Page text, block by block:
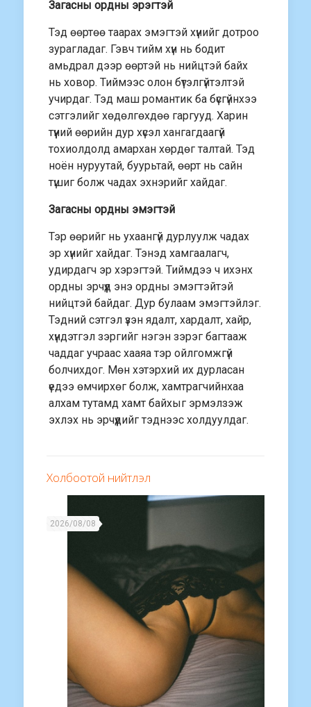
Загасны ордны эрэгтэй
Тэд өөртөө таарах эмэгтэй хүнийг дотроо
зурагладаг. Гэвч тийм хүн нь бодит
амьдрал дээр өөртэй нь нийцтэй байх
нь ховор. Тиймээс олон бүтэлгүйтэлтэй
учирдаг. Тэд маш романтик ба бүсгүйнхээ
сэтгэлийг хөдөлгөхдөө гаргууд. Харин
түүний өөрийн дур хүсэл хангагдаагүй
тохиолдолд амархан хөрдөг талтай. Тэд
ноён нуруутай, буурьтай, өөрт нь сайн
түшиг болж чадах эхнэрийг хайдаг.
Загасны ордны эмэгтэй
Тэр өөрийг нь ухаангүй дурлуулж чадах
эр хүнийг хайдаг. Тэнэд хамгаалагч,
удирдагч эр хэрэгтэй. Тиймдээ ч ихэнх
ордны эрчүүд энэ ордны эмэгтэйтэй
нийцтэй байдаг. Дур булаам эмэгтэйлэг.
Тэдний сэтгэл үзэн ядалт, хардалт, хайр,
хүндэтгэл зэргийг нэгэн зэрэг багтааж
чаддаг учраас хааяа тэр ойлгомжгүй
болчихдог. Мөн хэтэрхий их дурласан
үедээ өмчирхөг болж, хамтрагчийнхаа
алхам тутамд хамт байхыг эрмэлзэж
эхлэх нь эрчүүдийг тэднээс холдуулдаг.
Холбоотой нийтлэл
2026/08/08